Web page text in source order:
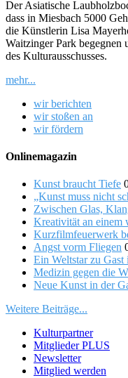
Der Asiatische
dass in Miesbach 5000
die Künstlerin Lisa
Waitzinger Park begegnen
des Kulturausschusses.
mehr...
wir berichten
wir stoßen an
wir fördern
Onlinemagazin
Kunst braucht Tiefe
„Kunst muss nicht
Zwischen Glas,
Kreativität an einem
Kurzfilmfeuerwerk
Angst vorm Fliegen
Ein Weltstar zu Gast
Medizin gegen die
Neue Kunst in der
Weitere Beiträge...
Kulturpartner
Mitglieder PLUS
Newsletter
Mitglied werden